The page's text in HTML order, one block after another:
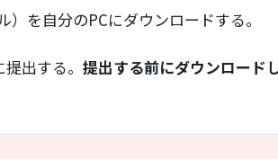
）を自分のPCにダウンロードする。
出する。 提出する前にダウンロード